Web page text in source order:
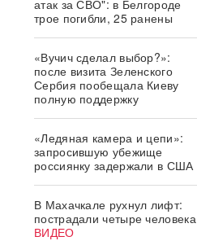
атак за СВО": в Белгороде
трое погибли, 25 ранены
«Вучич сделал выбор?»:
после визита Зеленского
Сербия пообещала Киеву
полную поддержку
«Ледяная камера и цепи»:
запросившую убежище
россиянку задержали в США
В Махачкале рухнул лифт:
пострадали четыре человека
ВИДЕО